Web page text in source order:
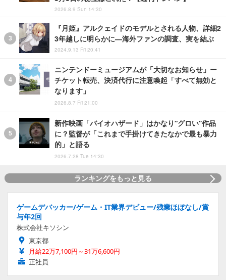
2026.8.9 Sun 14:30
『月姫』アルクェイドのモデルとされる人物、詳細2
3年越しに明らかに―海外ファンの調査、実を結ぶ
2024.9.13 Fri 20:41
ニンテンドーミュージアムが「大切なお知らせ」ー
チケット転売、決済代行に注意喚起「すべて無効と
なります」
2026.8.7 Fri 21:00
新作映画「バイオハザード」はかなり“グロい”作品
に？監督が「これまで手掛けてきたなかで最も暴力
的」と語る
2026.7.28 Tue 14:30
ランキングをもっと見る
ゲームデバッカー/ゲーム・IT業界デビュー/残業ほぼなし/賞
与年2回
株式会社キソシン
東京都
月給22万7,100円～31万6,600円
正社員